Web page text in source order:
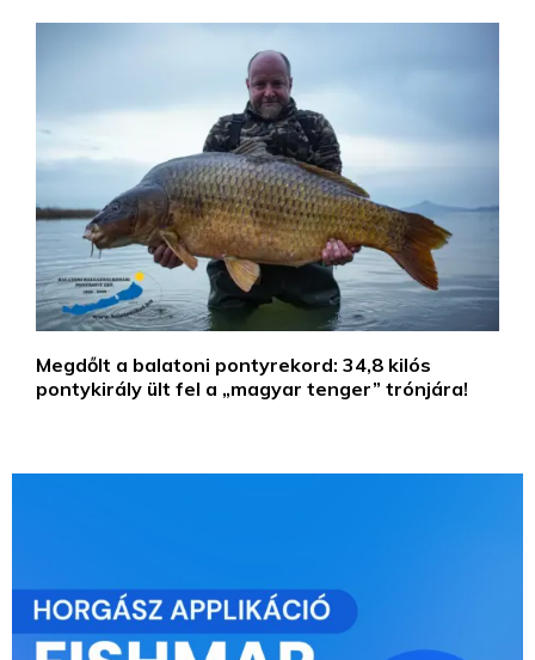
Megdőlt a balatoni pontyrekord: 34,8 kilós
pontykirály ült fel a „magyar tenger” trónjára!